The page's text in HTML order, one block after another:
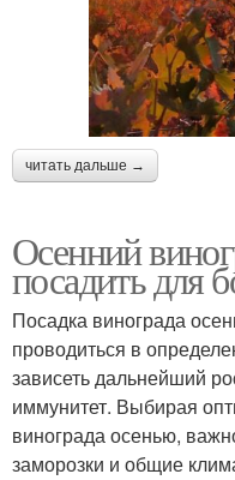
читать дальше →
Осенний
посадить для
Посадка винограда
проводиться в
зависеть дальнейший
иммунитет. Выбирая
винограда осенью,
заморозки и общие